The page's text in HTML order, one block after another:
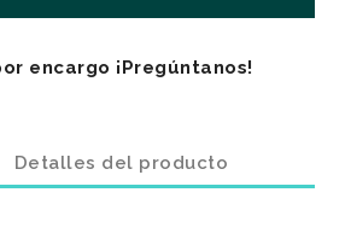
encargo ¡Pregúntanos!
Detalles del producto